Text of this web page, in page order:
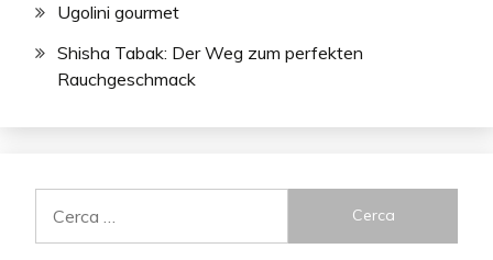
Ugolini gourmet
Shisha Tabak: Der Weg zum perfekten
Rauchgeschmack
per: